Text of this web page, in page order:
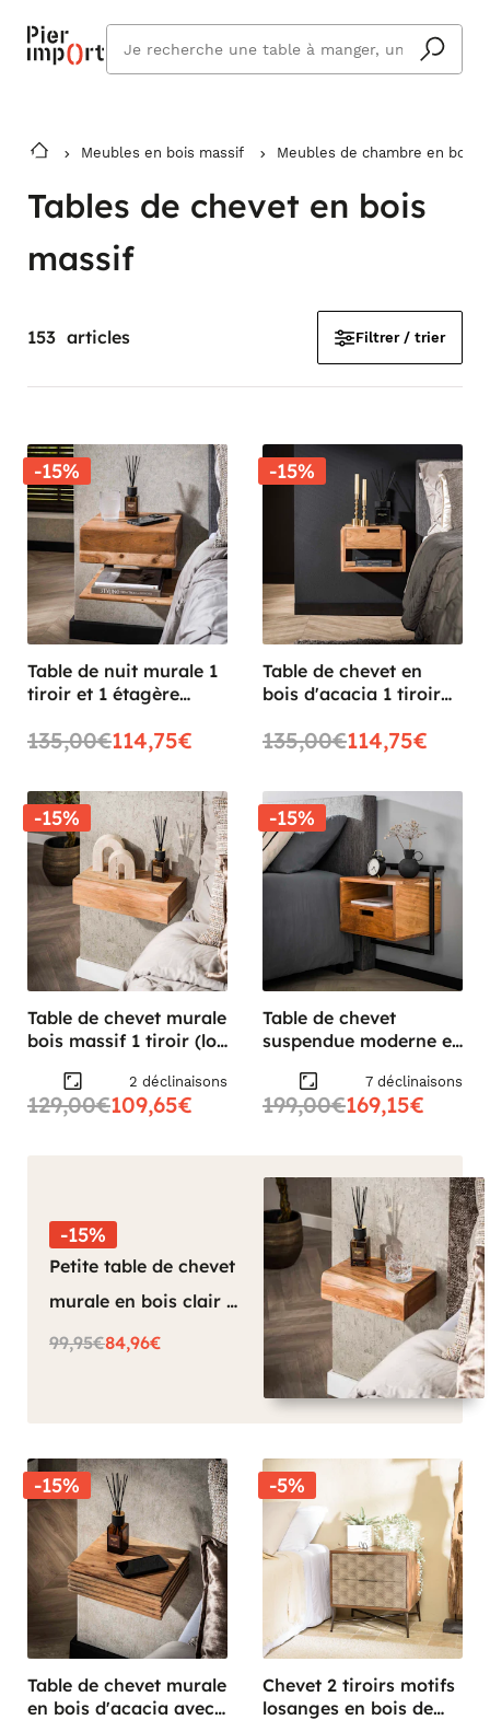
cherchez
vous ?
Meubles en bois massif Meubles de chambre en bois
Tables de chevet en bois
massif
153 articles Filtrer / trier
-15%
Table de nuit murale 1
tiroir et 1 étagère
135,00€114,75€
-15%
Table de chevet en
bois d'acacia 1 tiroir
MELBOURNE
135,00€114,75€
-15%
Table de chevet murale
bois massif 1 tiroir (lot
2 déclinaisons
129,00€109,65€
-15%
Table de chevet
suspendue moderne en
7 déclinaisons
199,00€169,15€
-15%
Petite table de chevet
murale en bois clair 1
tiroir (lot de 2)
99,95€84,96€
-15%
Table de chevet murale
en bois d'acacia avec
-5%
Chevet 2 tiroirs motifs
losanges en bois de